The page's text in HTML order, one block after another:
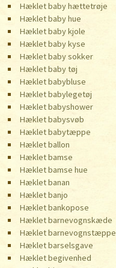
Hæklet baby hættetrøje
Hæklet baby hue
Hæklet baby kjole
Hæklet baby kyse
Hæklet baby sokker
Hæklet baby tøj
Hæklet babybluse
Hæklet babylegetøj
Hæklet babyshower
Hæklet babysvøb
Hæklet babytæppe
Hæklet ballon
Hæklet bamse
Hæklet bamse hue
Hæklet banan
Hæklet banjo
Hæklet bankopose
Hæklet barnevognskæde
Hæklet barnevognstæppe
Hæklet barselsgave
Hæklet begivenhed